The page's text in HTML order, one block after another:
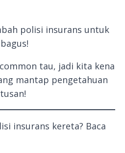
polisi insurans untuk
tau, jadi kita kena
mantap pengetahuan
insurans kereta? Baca